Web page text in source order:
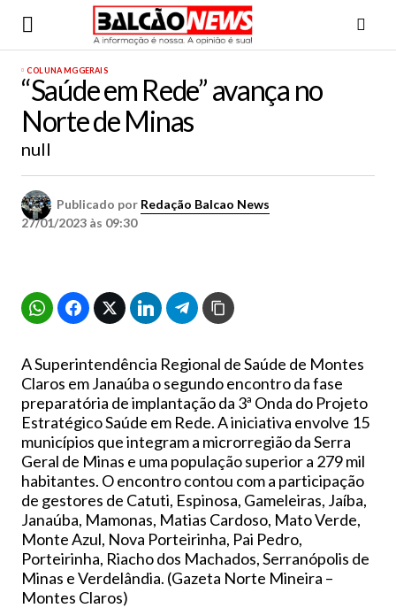
COLUNA MGGERAIS
“Saúde em Rede” avança no
Norte de Minas
null
Publicado por Redação Balcao News
27/01/2023 às 09:30
A Superintendência Regional de Saúde de Montes
Claros em Janaúba o segundo encontro da fase
preparatória de implantação da 3ª Onda do Projeto
Estratégico Saúde em Rede. A iniciativa envolve 15
municípios que integram a microrregião da Serra
Geral de Minas e uma população superior a 279 mil
habitantes. O encontro contou com a participação
de gestores de Catuti, Espinosa, Gameleiras, Jaíba,
Janaúba, Mamonas, Matias Cardoso, Mato Verde,
Monte Azul, Nova Porteirinha, Pai Pedro,
Porteirinha, Riacho dos Machados, Serranópolis de
Minas e Verdelândia. (Gazeta Norte Mineira –
Montes Claros)